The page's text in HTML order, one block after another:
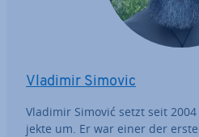
Vladimir Simovic
Vladimir Simović setzt seit
jek­te um. Er war einer der